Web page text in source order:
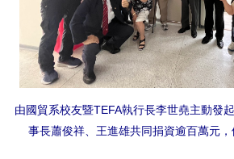
由國貿系校友暨TEFA執行長李世堯主動發
事長蕭俊祥、王進雄共同捐資逾百萬元，